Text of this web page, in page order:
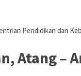
Pendidikan dan
Atang –